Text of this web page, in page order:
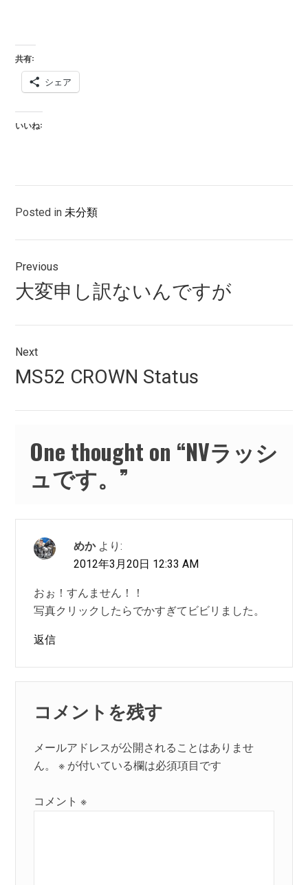
共有:
シェア
いいね:
Posted in未分類
投
稿
ナ
ビ
ゲ
ー
シ
ョ
ン
Previous
Previous
post:
大変申し訳ないんですが
Next
Next
post:
MS52 CROWN Status
One thought on “NVラッシ
ュです。 ”
めか より:
2012年3月20日 12:33 AM
おぉ！すんません！！
写真クリックしたらでかすぎてビビリました。
返信
コメントを残す
メールアドレスが公開されることはありませ
ん。
※ が付いている欄は必須項目です
コメント※